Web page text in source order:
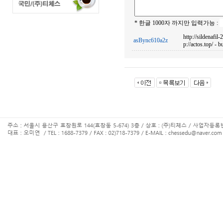
* 한글 1000자 까지만 입력가능 :
asBync610a2z
http://sildenafil-
p://actos.top/ -